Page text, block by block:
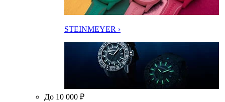
STEINMEYER ›
До 10 000 ₽